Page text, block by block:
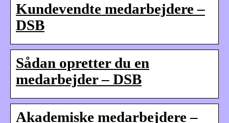
Kundevendte medarbejdere –
DSB
Sådan opretter du en
medarbejder – DSB
Akademiske medarbejdere –